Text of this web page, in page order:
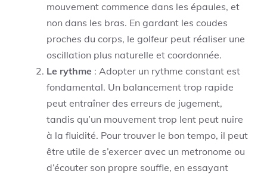
mouvement commence dans les épaules, et
non dans les bras. En gardant les coudes
proches du corps, le golfeur peut réaliser une
oscillation plus naturelle et coordonnée.
Le rythme : Adopter un rythme constant est
fondamental. Un balancement trop rapide
peut entraîner des erreurs de jugement,
tandis qu’un mouvement trop lent peut nuire
à la fluidité. Pour trouver le bon tempo, il peut
être utile de s’exercer avec un metronome ou
d’écouter son propre souffle, en essayant